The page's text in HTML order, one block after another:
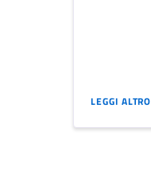
LEGGI ALTRO
ARBOVIROSI}